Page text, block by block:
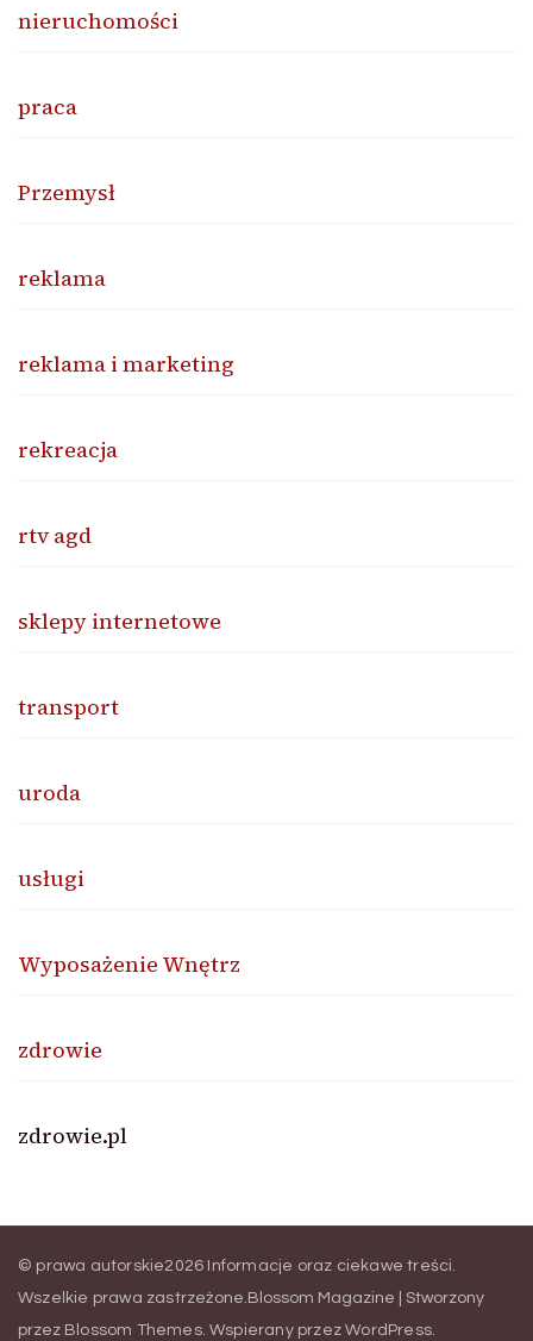
nieruchomości
praca
Przemysł
reklama
reklama i marketing
rekreacja
rtv agd
sklepy internetowe
transport
uroda
usługi
Wyposażenie Wnętrz
zdrowie
zdrowie.pl
© prawa autorskie2026 Informacje oraz ciekawe treści.
Wszelkie prawa zastrzeżone. Blossom Magazine | Stworzony
przez Blossom Themes. Wspierany przezWordPress.